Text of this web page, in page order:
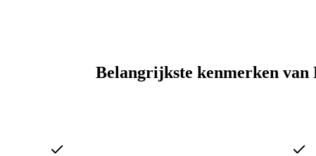
Belangrijkste kenmerken van